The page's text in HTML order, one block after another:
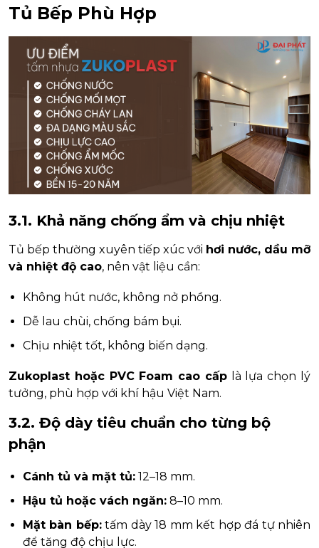
Tủ Bếp Phù Hợp
3.1. Khả năng chống ẩm và chịu nhiệt
Tủ bếp thường xuyên tiếp xúc với hơi nước, dầu mỡ
và nhiệt độ cao, nên vật liệu cần:
Không hút nước, không nở phồng.
Dễ lau chùi, chống bám bụi.
Chịu nhiệt tốt, không biến dạng.
Zukoplast hoặc PVC Foam cao cấplà lựa chọn lý
tưởng, phù hợp với khí hậu Việt Nam.
3.2. Độ dày tiêu chuẩn cho từng bộ
phận
Cánh tủ và mặt tủ: 12–18 mm.
Hậu tủ hoặc vách ngăn: 8–10 mm.
Mặt bàn bếp:tấm dày 18 mm kết hợp đá tự nhiên
để tăng độ chịu lực.